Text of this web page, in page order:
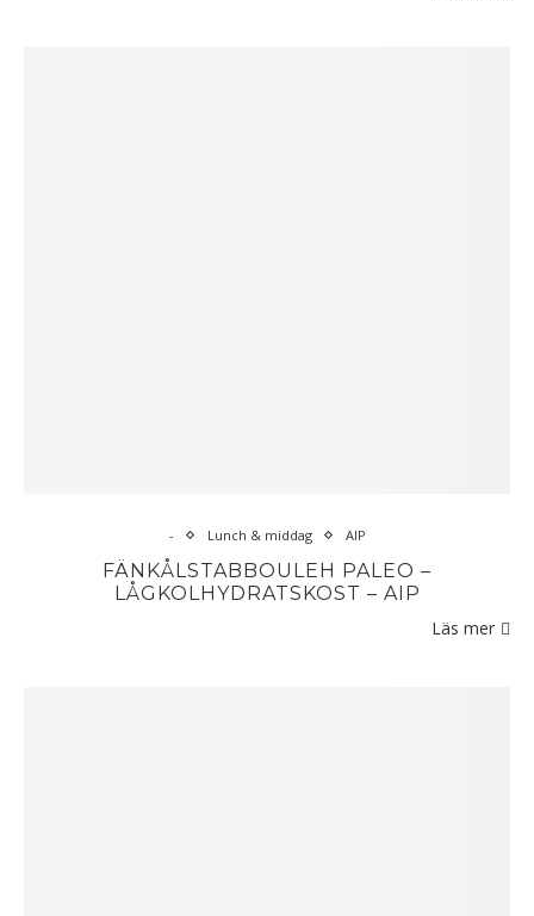
- Lunch & middag AIP
FÄNKÅLSTABBOULEH PALEO –
LÅGKOLHYDRATSKOST – AIP
Läs mer